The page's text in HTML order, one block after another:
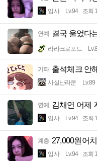
입사 Lv.94 조회
연예 결국 울었다
라라크로포드
기타 출석체크 안
사실난라쿤 Lv.89
연예 김채연 어제
입사 Lv.94 조회
계층 27,000원어
입사 Lv.94 조회